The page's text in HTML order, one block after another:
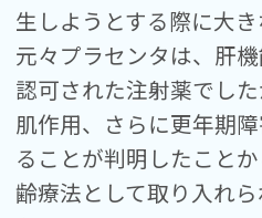
生しようとする際に大き
元々プラセンタは、肝
認可された注射薬でし
肌作用、さらに更年期
ることが判明したこと
齢療法として取り入れ